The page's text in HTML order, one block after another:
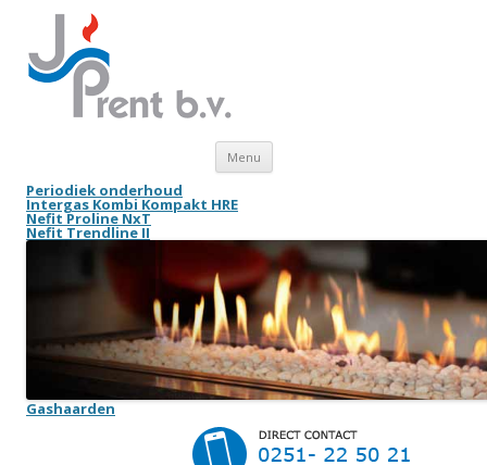
Menu Skip to content
Periodiek onderhoud
Intergas Kombi Kompakt HRE
Nefit Proline NxT
Nefit Trendline II
Gashaarden